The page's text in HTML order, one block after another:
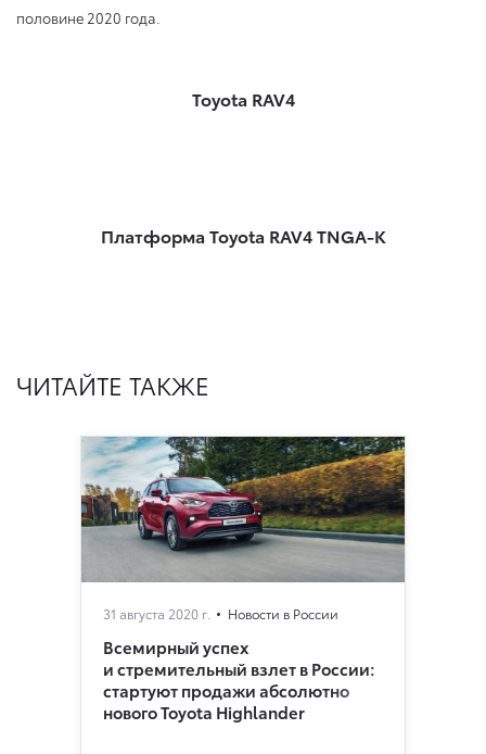
половине 2020 года.
Toyota RAV4
Платформа Toyota RAV4 TNGA-K
ЧИТАЙТЕ ТАКЖЕ
31 августа 2020 г. Новости в России
Всемирный успех
и стремительный взлет в России:
стартуют продажи абсолютно
нового Toyota Highlander